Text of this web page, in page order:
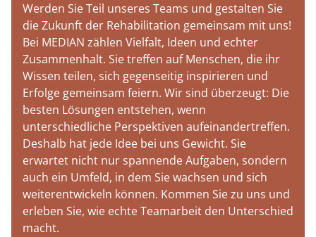
Werden Sie Teil unseres Teams und gestalten Sie
die Zukunft der Rehabilitation gemeinsam mit uns!
Bei MEDIAN zählen Vielfalt, Ideen und echter
Zusammenhalt. Sie treffen auf Menschen, die ihr
Wissen teilen, sich gegenseitig inspirieren und
Erfolge gemeinsam feiern. Wir sind überzeugt: Die
besten Lösungen entstehen, wenn
unterschiedliche Perspektiven aufeinandertreffen.
Deshalb hat jede Idee bei uns Gewicht. Sie
erwartet nicht nur spannende Aufgaben, sondern
auch ein Umfeld, in dem Sie wachsen und sich
weiterentwickeln können. Kommen Sie zu uns und
erleben Sie, wie echte Teamarbeit den Unterschied
macht.